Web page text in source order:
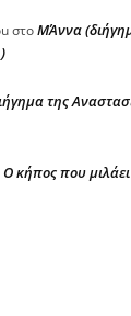
στοΜΆννα
της
Ο κήπος που